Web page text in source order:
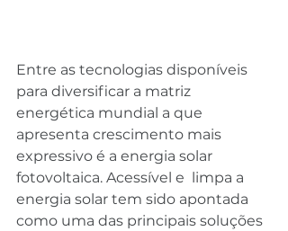
Entre as tecnologias disponíveis
para diversificar a matriz
energética mundial a que
apresenta crescimento mais
expressivo é a energia solar
fotovoltaica. Acessível e  limpa a
energia solar tem sido apontada
como uma das principais soluções